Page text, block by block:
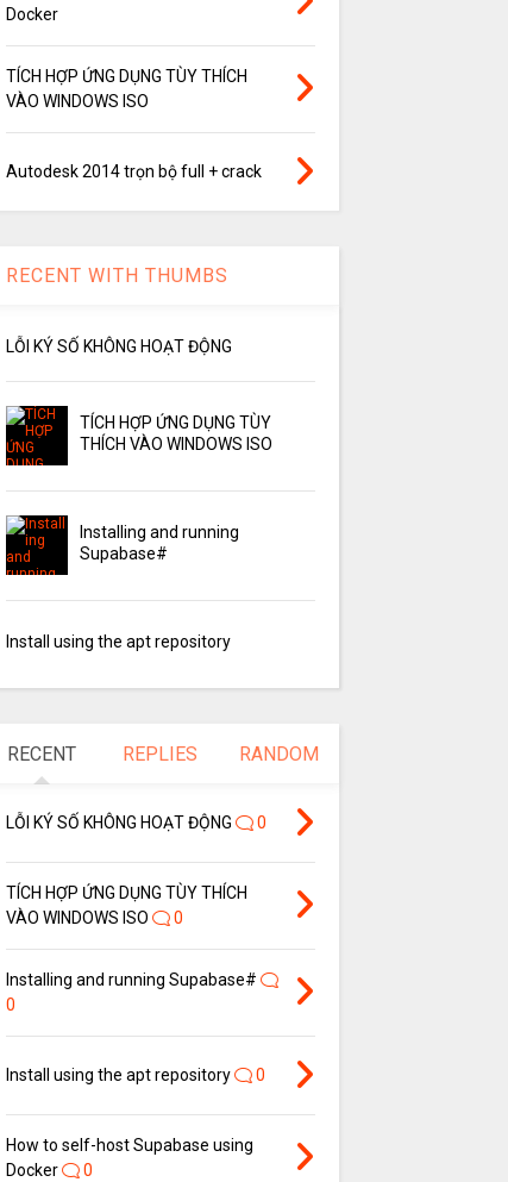
Docker
TÍCH HỢP ỨNG DỤNG TÙY THÍCH
VÀO WINDOWS ISO
Autodesk 2014 trọn bộ full + crack
RECENT WITH THUMBS
LỖI KÝ SỐ KHÔNG HOẠT ĐỘNG
TÍCH HỢP ỨNG DỤNG TÙY
THÍCH VÀO WINDOWS ISO
Installing and running
Supabase#
Install using the apt repository
RECENT REPLIES RANDOM
LỖI KÝ SỐ KHÔNG HOẠT ĐỘNG 0
TÍCH HỢP ỨNG DỤNG TÙY THÍCH
VÀO WINDOWS ISO
0
Installing and running Supabase#
0
Install using the apt repository 0
How to self-host Supabase using
Docker
0